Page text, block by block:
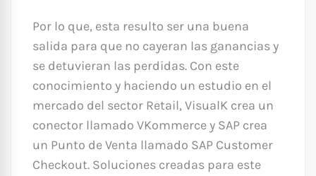
Por lo que, esta resulto ser una buena
salida para que no cayeran las ganancias y
se detuvieran las perdidas. Con este
conocimiento y haciendo un estudio en el
mercado del sector Retail, VisualK crea un
conector llamado VKommerce y SAP crea
un Punto de Venta llamado SAP Customer
Checkout. Soluciones creadas para este